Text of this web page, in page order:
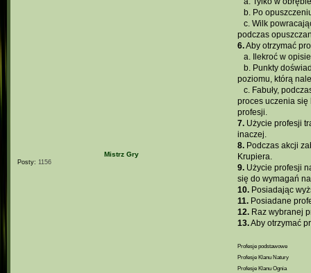
Mistrz Gry
Posty: 1156
b. Po
c. Wilk
podczas
6.Aby otrzymać
a. Ilekroć w
b. Punkty
poziomu, którą
c. Fabuły,
proces uczenia się
profesji.
7.Użycie profesji
inaczej.
8.Podczas akcji
Krupiera.
9.Użycie profesji
się do wymagań
10.Posiadając
11.Posiadane
12.Raz wybranej
13.Aby otrzymać
Profesje podstawowe
Profesje Klanu Natury
Profesje Klanu Ognia